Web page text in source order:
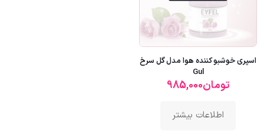
اسپری خوشبو کننده هوا مدل گل سرخ
Gul
تومان985,000
اطلاعات بیشتر